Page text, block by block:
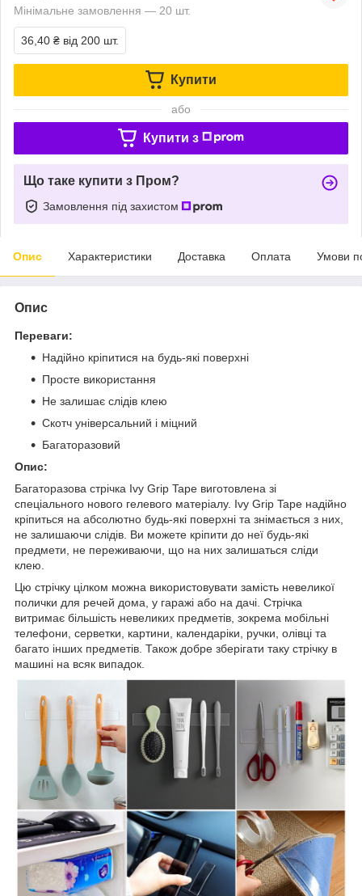
Мінімальне замовлення — 20 шт.
36,40 ₴ від 200 шт.
Купити
або
Купити з
Що таке купити з Пром?
Замовлення під захистом
Опис Характеристики Доставка Оплата Умови
Опис
Переваги:
Надійно кріпитися на будь-які поверхні
Просте використання
Не залишає слідів клею
Скотч універсальний і міцний
Багаторазовий
Опис:
Багаторазова стрічка Ivy Grip Tape виготовлена зі
спеціального нового гелевого матеріалу. Ivy Grip Tape надійно
кріпиться на абсолютно будь-які поверхні та знімається з них,
не залишаючи слідів. Ви можете кріпити до неї будь-які
предмети, не переживаючи, що на них залишаться сліди
клею.
Цю стрічку цілком можна використовувати замість невеликої
полички для речей дома, у гаражі або на дачі. Стрічка
витримає більшість невеликих предметів, зокрема мобільні
телефони, серветки, картини, календаріки, ручки, олівці та
багато інших предметів. Також добре зберігати таку стрічку в
машині на всяк випадок.